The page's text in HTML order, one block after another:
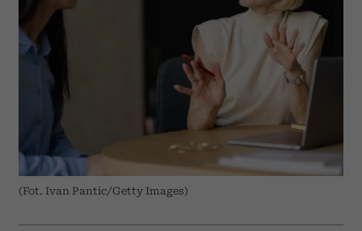
(Fot. Ivan Pantic/Getty Images)